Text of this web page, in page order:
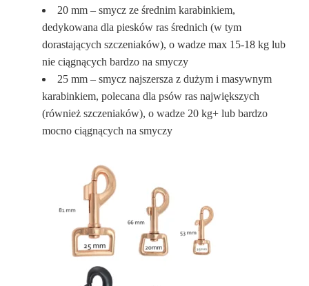
20 mm – smycz ze średnim karabinkiem,
dedykowana dla piesków ras średnich (w tym
dorastających szczeniaków), o wadze max 15-18 kg lub
nie ciągnących bardzo na smyczy
25 mm – smycz najszersza z dużym i masywnym
karabinkiem, polecana dla psów ras największych
(również szczeniaków), o wadze 20 kg+ lub bardzo
mocno ciągnących na smyczy